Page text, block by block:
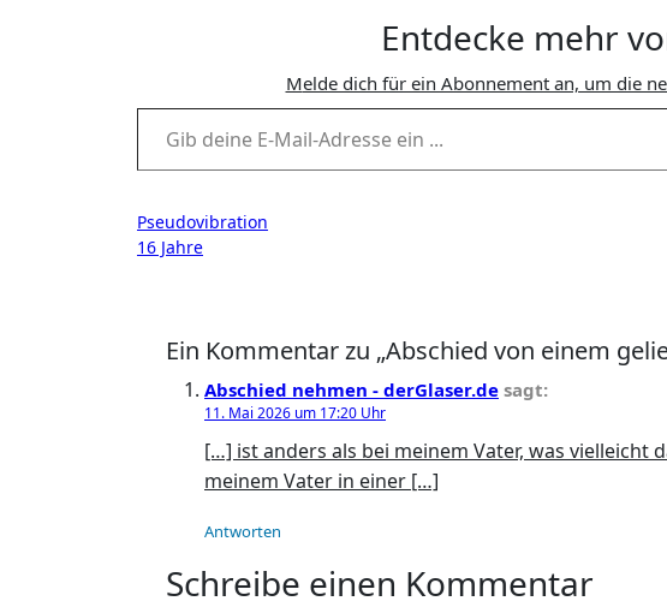
Entdecke mehr
Melde dich für ein Abonnement an, um die
Gib deine E-Mail-Adresse ein ...
Beitragsnavigation
Pseudovibration
16 Jahre
Ein Kommentar zu „Abschied von einem
Abschied nehmen - derGlaser.de sagt:
11. Mai 2026 um 17:20 Uhr
[…] ist anders als bei meinem Vater, was vielleicht
meinem Vater in einer […]
Antworten
Schreibe einen Kommentar